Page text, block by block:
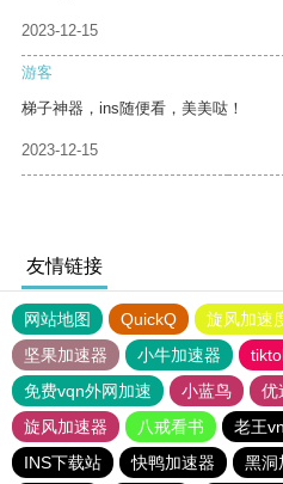
2023-12-15
游客
梯子神器，ins随便看，美美哒！
2023-12-15
友情链接
网站地图 QuickQ 旋风加速
坚果加速器
小牛加速器
免费vqn外网加速
小蓝鸟 优
旋风加速器
八戒看书 老王
INS下载站
快鸭加速器 黑洞